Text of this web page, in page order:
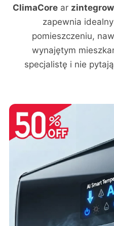
ClimaCore ar
zapewnia
pomieszczeniu,
wynajętym
specjalistę i nie